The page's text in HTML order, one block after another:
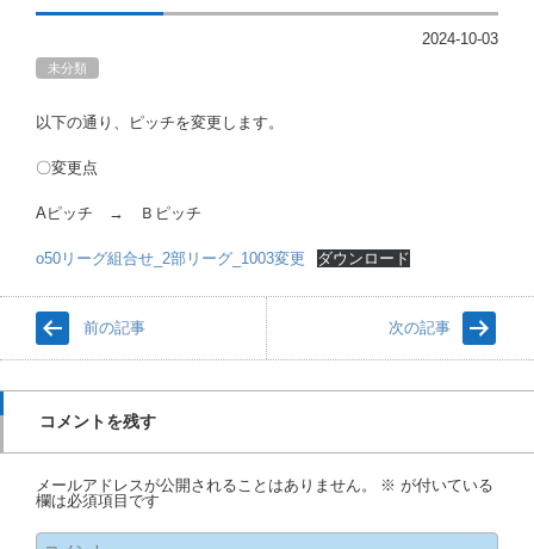
2024-10-03
未分類
以下の通り、ピッチを変更します。
〇変更点
Aピッチ → Ｂピッチ
o50リーグ組合せ_2部リーグ_1003変更 ダウンロード
前の記事 次の記事
コメントを残す
メールアドレスが公開されることはありません。 ※ が付いている
欄は必須項目です